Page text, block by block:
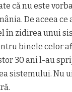
că nu este
De aceea
în zidirea unui
binele celor
30 ani l-au
sistemului. Nu